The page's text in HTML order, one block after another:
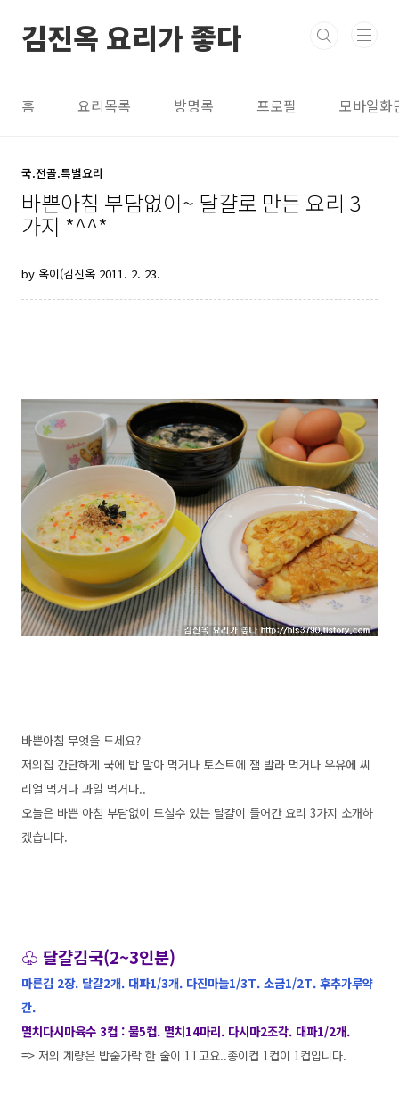
김진옥 요리가 좋다
홈 요리목록 방명록 프로필 모바일화
국.전골.특별요리
바쁜아침 부담없이~ 달걀로 만든 요리 3
가지 *^^*
by 옥이(김진옥 2011. 2. 23.
바쁜아침 무엇을 드세요?
저의집 간단하게 국에 밥 말아 먹거나 토스트에 잼 발라 먹거나 우유에 씨
리얼 먹거나 과일 먹거나..
오늘은 바쁜 아침 부담없이 드실수 있는 달걀이 들어간 요리 3가지 소개하
겠습니다.
♧ 달걀김국(2~3인분)
마른김 2장. 달걀2개. 대파1/3개. 다진마늘1/3T. 소금1/2T. 후추가루약
간.
멸치다시마육수 3컵 : 물5컵. 멸치14마리. 다시마2조각. 대파1/2개.
=> 저의 계량은 밥숟가락 한 술이 1T고요..종이컵 1컵이 1컵입니다.